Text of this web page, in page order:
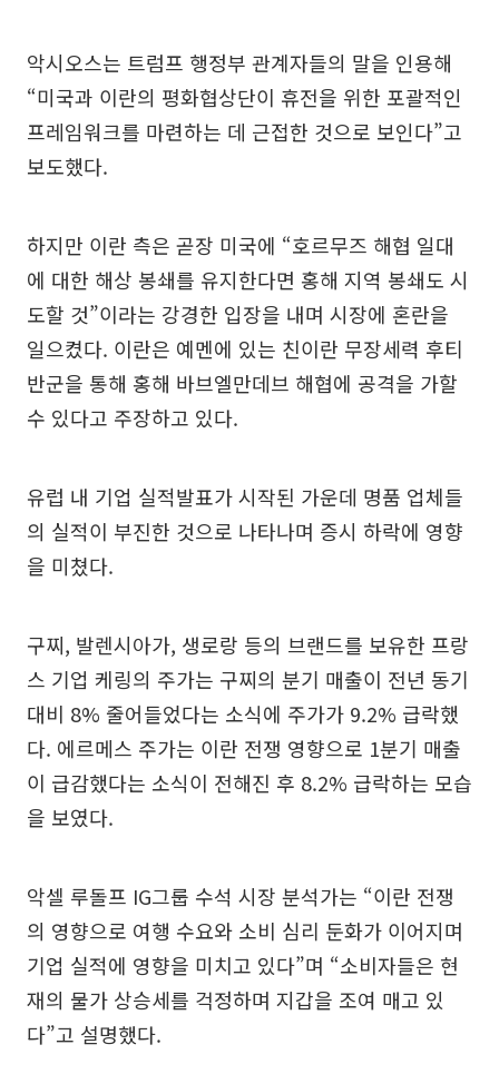
악시오스는 트럼프 행정부 관계자들의 말을 인용해
“미국과 이란의 평화협상단이 휴전을 위한 포괄적인
프레임워크를 마련하는 데 근접한 것으로 보인다”고
보도했다.
하지만 이란 측은 곧장 미국에 “호르무즈 해협 일대
에 대한 해상 봉쇄를 유지한다면 홍해 지역 봉쇄도 시
도할 것”이라는 강경한 입장을 내며 시장에 혼란을
일으켰다. 이란은 예멘에 있는 친이란 무장세력 후티
반군을 통해 홍해 바브엘만데브 해협에 공격을 가할
수 있다고 주장하고 있다.
유럽 내 기업 실적발표가 시작된 가운데 명품 업체들
의 실적이 부진한 것으로 나타나며 증시 하락에 영향
을 미쳤다.
구찌, 발렌시아가, 생로랑 등의 브랜드를 보유한 프랑
스 기업 케링의 주가는 구찌의 분기 매출이 전년 동기
대비 8% 줄어들었다는 소식에 주가가 9.2% 급락했
다. 에르메스 주가는 이란 전쟁 영향으로 1분기 매출
이 급감했다는 소식이 전해진 후 8.2% 급락하는 모습
을 보였다.
악셀 루돌프 IG그룹 수석 시장 분석가는 “이란 전쟁
의 영향으로 여행 수요와 소비 심리 둔화가 이어지며
기업 실적에 영향을 미치고 있다”며 “소비자들은 현
재의 물가 상승세를 걱정하며 지갑을 조여 매고 있
다”고 설명했다.